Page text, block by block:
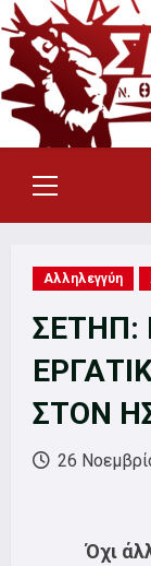
Skip
to
content
Primary
Menu
Αλληλεγγύη
ΣΕΤΗΠ:
ΣΤΟΝ
26
Όχι